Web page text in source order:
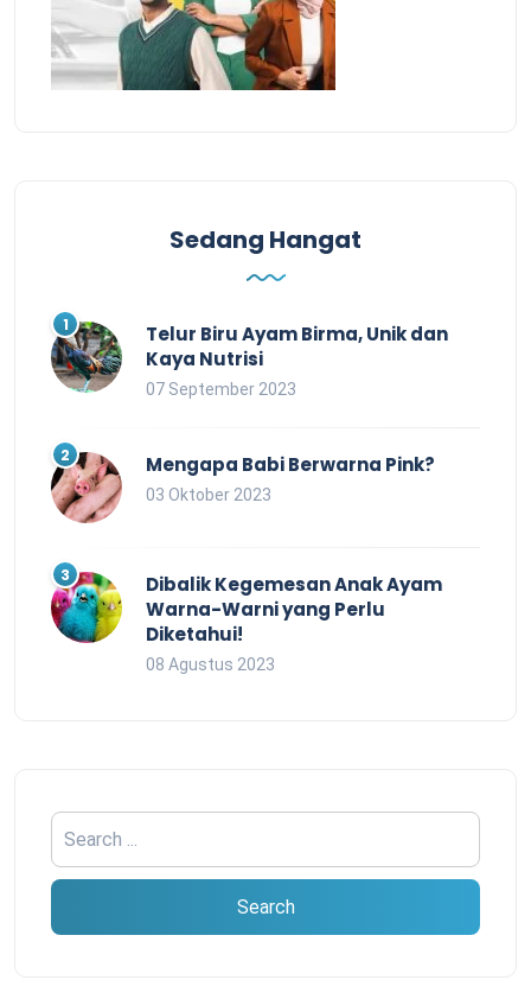
Sedang Hangat
Telur Biru Ayam Birma, Unik dan
Kaya Nutrisi
07 September 2023
Mengapa Babi Berwarna Pink?
03 Oktober 2023
Dibalik Kegemesan Anak Ayam
Warna-Warni yang Perlu
Diketahui!
08 Agustus 2023